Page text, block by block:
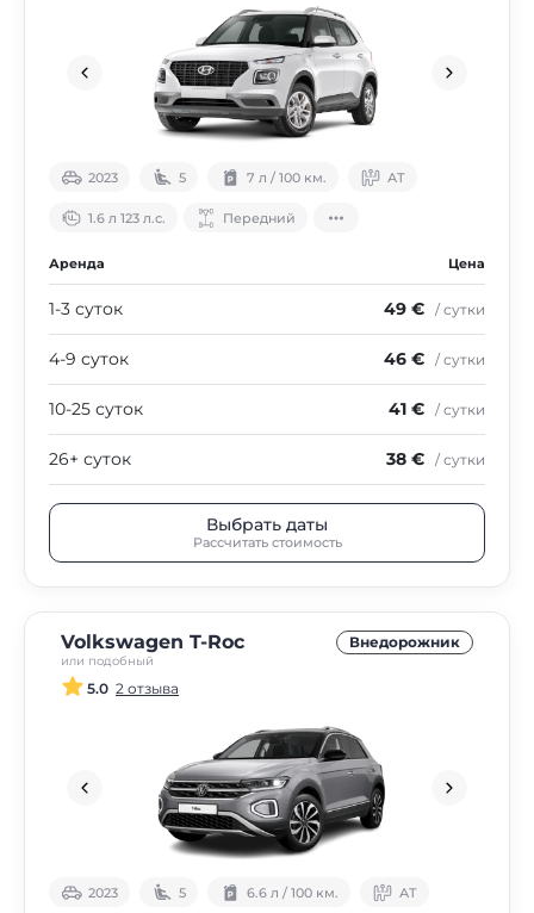
2023 5 7 л / 100 км. АТ
1.6 л 123 л.с. Передний
Аренда Цена
1-3 суток 49 € / сутки
4-9 суток 46 € / сутки
10-25 суток 41 € / сутки
26+ суток 38 € / сутки
Выбрать даты
Рассчитать стоимость
Volkswagen T-Roc
или подобный
Внедорожник
5.0 2 отзыва
2023 5 6.6 л / 100 км. АТ